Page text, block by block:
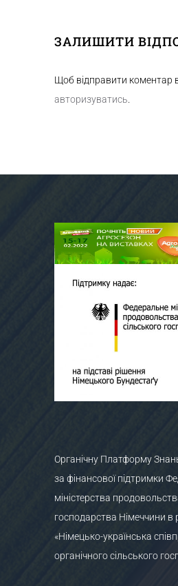
ЗАЛИШИТИ
Щоб відправити коментар
авторизуватись
Органічну Платформу
за фінансової підтримки
міністерства
господарства Німеччини в
«Німецько-українська
органічного сільського